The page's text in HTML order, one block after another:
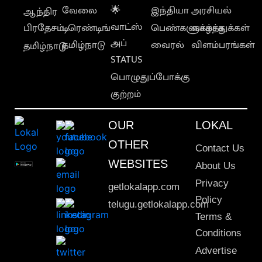
ஆந்திர
பிரதேசம்
தமிழ்நாடு
வேலை
டிரெண்டிங்
தமிழ்நாடு
🌟
வாட்ஸ்
அப்
STATUS
பொழுதுப்போக்கு
குற்றம்
இந்தியா
பெண்களுக்காக
வைரல்
அரசியல்
வாழ்த்துக்கள்
விளம்பரங்கள்
OUR
OTHER
WEBSITES
getlokalapp.com
telugu.getlokalapp.com
LOKAL
Contact Us
About Us
Privacy
Policy
Terms &
Conditions
Advertise